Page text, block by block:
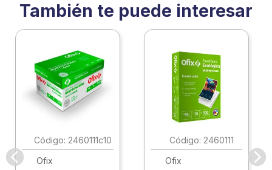
También te puede interesar
: 2460111c10
Ofix
: 2460111
Ofix